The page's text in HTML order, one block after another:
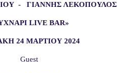
- ΓΙΑΝΝΗΣ ΛΕΚΟΠΟΥΛΟΣ
LIVE BAR»
24 ΜΑΡΤΙΟΥ 2024
Guest